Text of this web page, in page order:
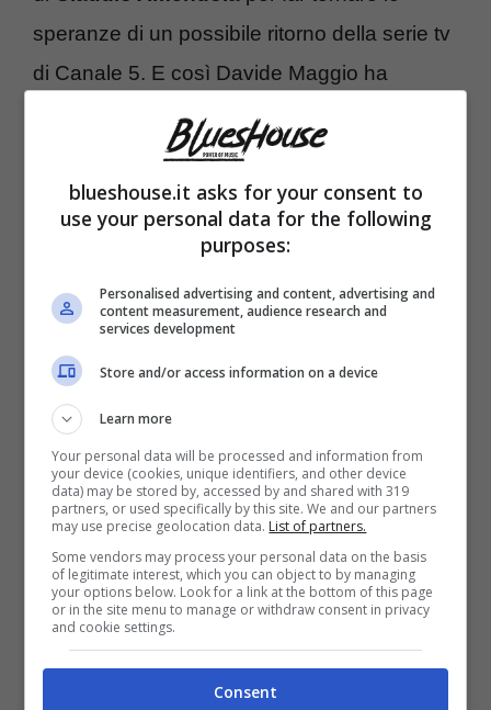
speranze di un possibile ritorno della serie tv
di Canale 5. E così Davide Maggio ha
Verdiana Bixio
fiction che ha ammesso che sono anni ormai
che i fan chiedono una nuova stagione e
questo non può essere ignorato. Ci sono dei
emozionare il pubblico– dice la produttrice –
proprio per questo con un brand come I
Cesaroni
sarà…si farà”.
Ma chi potrebbe tornare nel cast?Elena
Sofia Ricciaveva già abbandonato, i
personaggi di Rudi, Mimmo e Marco sono
completamente cambiati negli anni e del tutto
scomparsi dal panorama dello spettacolo.
Alice, interpretata da Micol Olivieri, oggi è
blueshouse.it asks for your consent to
use your personal data for the following
purposes:
Personalised advertising and content, advertising and
content measurement, audience research and
services development
Store and/or access information on a device
Learn more
Your personal data will be processed and information from
your device (cookies, unique identifiers, and other device
data) may be stored by, accessed by and shared with 319
partners, or used specifically by this site. We and our partners
may use precise geolocation data. List of partners.
Some vendors may process your personal data on the basis
of legitimate interest, which you can object to by managing
your options below. Look for a link at the bottom of this page
or in the site menu to manage or withdraw consent in privacy
and cookie settings.
Consent